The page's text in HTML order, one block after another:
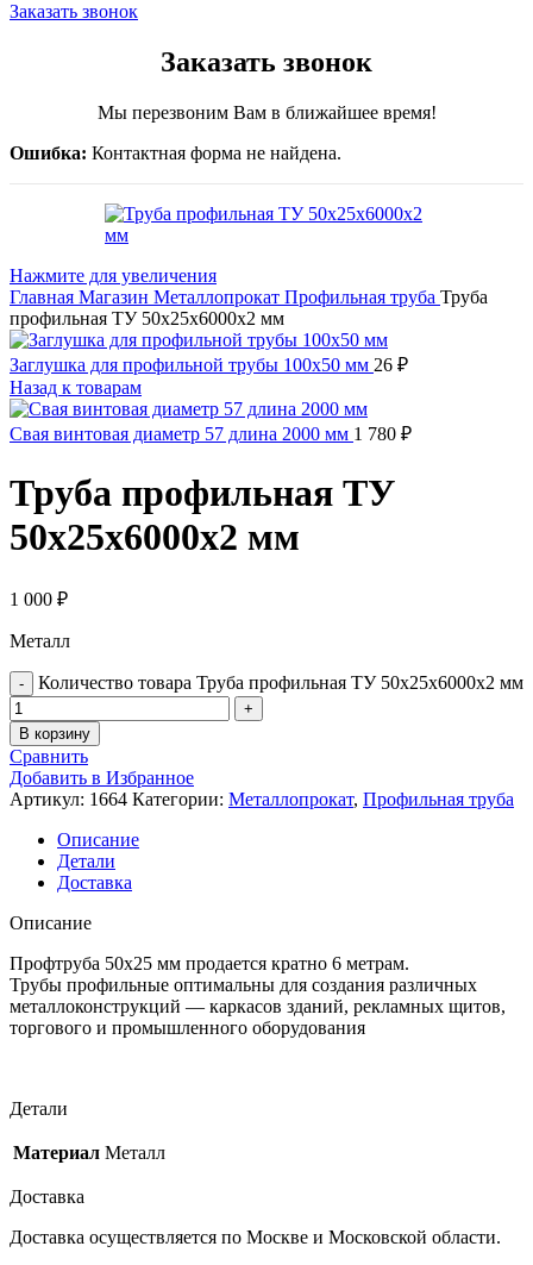
Заказать звонок
Заказать звонок
Мы перезвоним Вам в ближайшее время!
Ошибка: Контактная форма не найдена.
Нажмите для увеличения
Главная Магазин Металлопрокат Профильная труба Труба
профильная ТУ 50х25х6000х2 мм
Заглушка для профильной трубы 100х50 мм 26 ₽
Назад к товарам
Свая винтовая диаметр 57 длина 2000 мм 1 780 ₽
Труба профильная ТУ
50х25х6000х2 мм
1 000 ₽
Металл
Количество товара Труба профильная ТУ 50х25х6000х2 мм
В корзину
Сравнить
Добавить в Избранное
Артикул: 1664 Категории: Металлопрокат, Профильная труба
Описание
Детали
Доставка
Описание
Профтруба 50х25 мм продается кратно 6 метрам.
Трубы профильные оптимальны для создания различных
металлоконструкций — каркасов зданий, рекламных щитов,
торгового и промышленного оборудования
Детали
Материал Металл
Доставка
Доставка осуществляется по Москве и Московской области.